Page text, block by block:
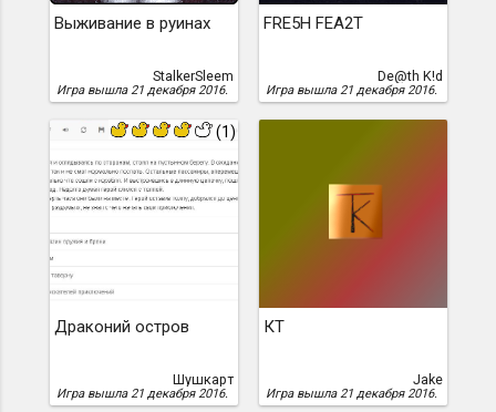
Выживание в руинах
StalkerSleem
Игра вышла 21 декабря 2016.
FRE5H FEA2T
De@th K!d
Игра вышла 21 декабря 2016.
(1)
Драконий остров
Шушкарт
Игра вышла 21 декабря 2016.
КТ
Jake
Игра вышла 21 декабря 2016.